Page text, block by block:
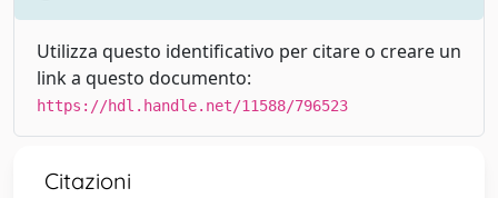
Utilizza questo identificativo per citare o creare un
link a questo documento:
https://hdl.handle.net/11588/796523
Citazioni